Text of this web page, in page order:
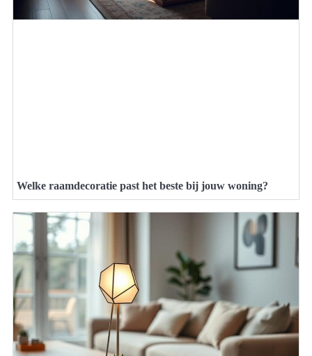
Welke raamdecoratie past het beste bij jouw woning?